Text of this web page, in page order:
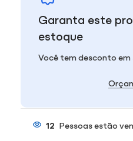
Garanta este
estoque
Você tem desconto
12 Pessoas estão